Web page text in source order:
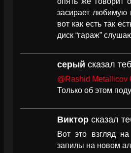
засирает любимую
вот как есть так
диск “гараж”
серый сказал
@Rashid Metallicov
Только об этом
Виктор сказал
Вот это взгляд
запилы на новом